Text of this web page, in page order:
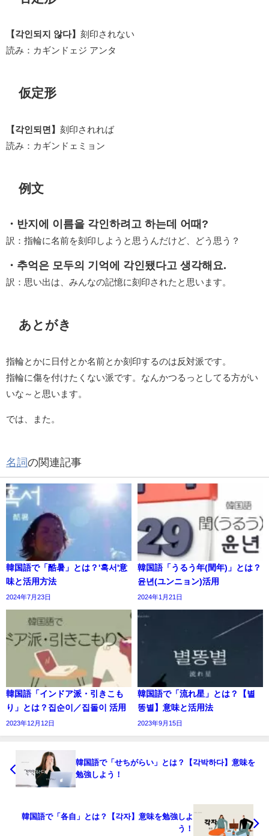
【각인되지 않다】 刻印されない
読み：カギンドェジ アンタ
仮定形
【각인되면】 刻印されれば
読み：カギンドェミョン
例文
・반지에 이름을 각인하려고 하는데 어때?
訳：指輪に名前を刻印しようと思うんだけど、どう思う？
・추억은 모두의 기억에 각인됐다고 생각해요.
訳：思い出は、みんなの記憶に刻印されたと思います。
あとがき
指輪とかに日付とか名前とか刻印するのは反対派です。
指輪に傷を付けたくない派です。なんかつるっとしてる方がい
いな～と思います。
では、また。
名詞の関連記事
韓国語で「酷暑」とは？'혹서'意
味と活用方法
2024年7月23日
韓国語「うるう年(閏年)」とは？
윤년(ユンニョン)活用
2024年1月21日
韓国語「インドア派・引きこも
り」とは？집순이／집돌이 活用
2023年12月12日
韓国語で「流れ星」とは？【별
똥별】意味と活用法
2023年9月15日
韓国語で「せちがらい」とは？【각박하다】意味を
勉強しよう！
韓国語で「各自」とは？【각자】意味を勉強しよ
う！